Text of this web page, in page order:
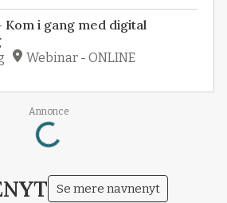
Kom i gang med digital
Webinar - ONLINE
Annonce
Loading...
Se mere navnenyt